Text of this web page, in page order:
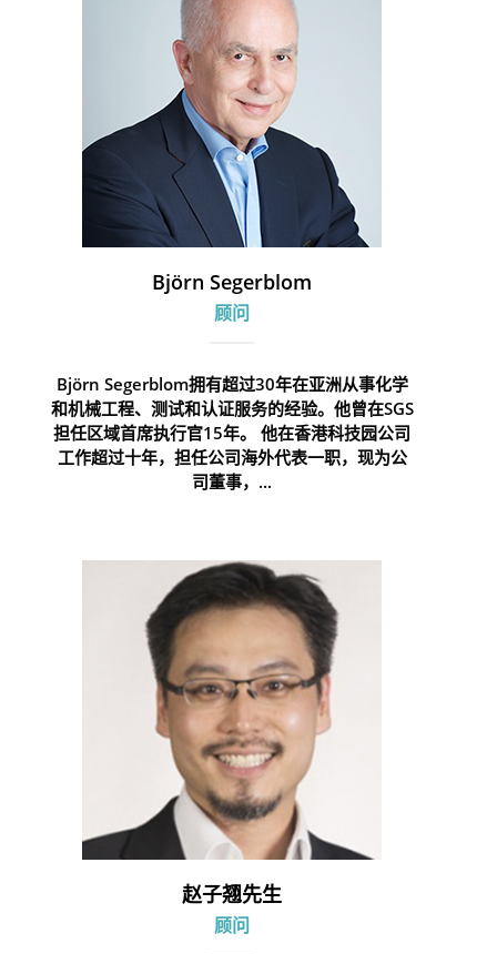
Björn Segerblom
顾问
Björn Segerblom拥有超过30年在亚洲从事化学
和机械工程、测试和认证服务的经验。他曾在SGS
担任区域首席执行官15年。 他在香港科技园公司
工作超过十年，担任公司海外代表一职，现为公
司董事，...
赵子翘先生
顾问